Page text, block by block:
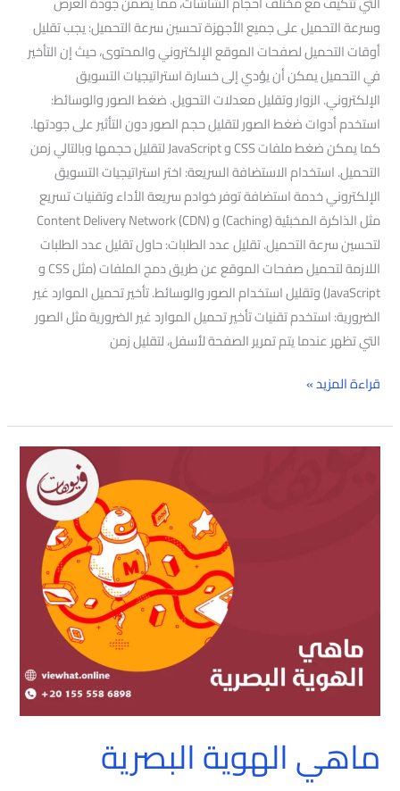
وسرعة التحميل على جميع الأجهزة تحسين سرعة التحميل: يجب تقليل
أوقات التحميل لصفحات الموقع الإلكتروني والمحتوى، حيث إن التأخير
في التحميل يمكن أن يؤدي إلى خسارة استراتيجيات التسويق
الإلكتروني. الزوار وتقليل معدلات التحويل. ضغط الصور والوسائط:
استخدم أدوات ضغط الصور لتقليل حجم الصور دون التأثير على جودتها.
كما يمكن ضغط ملفات CSS و JavaScript لتقليل حجمها وبالتالي زمن
التحميل. استخدام الاستضافة السريعة: اختر استراتيجيات التسويق
الإلكتروني خدمة استضافة توفر خوادم سريعة الأداء وتقنيات تسريع
مثل الذاكرة المخبئية (Caching) و Content Delivery Network (CDN)
لتحسين سرعة التحميل. تقليل عدد الطلبات: حاول تقليل عدد الطلبات
اللازمة لتحميل صفحات الموقع عن طريق دمج الملفات (مثل CSS و
JavaScript) وتقليل استخدام الصور والوسائط. تأخير تحميل الموارد غير
الضرورية: استخدم تقنيات تأخير تحميل الموارد غير الضرورية مثل الصور
التي تظهر عندما يتم تمرير الصفحة لأسفل، لتقليل زمن
قراءة المزيد »
ماهي الهوية البصرية